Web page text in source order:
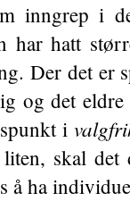
inngrep i
har hatt
Der det er
og det
i
skal det
å ha